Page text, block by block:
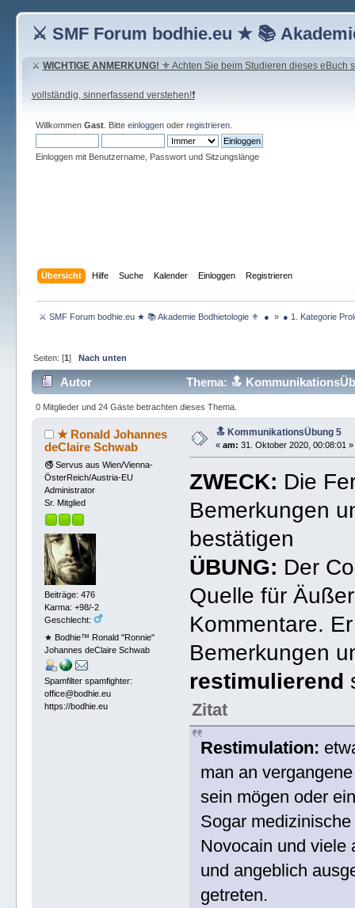
⚔ SMF Forum bodhie.eu ★ 📚
⚔ WICHTIGE ANMERKUNG! ⚜ Achten Sie beim Studieren dieses eBuch
vollständig, sinnerfassend verstehen!❗
Willkommen Gast. Bitte einloggenoder registrieren.
Einloggen mit Benutzername, Passwort und Sitzungslänge
Übersicht Hilfe Suche Kalender Einloggen Registrieren
⚔ SMF Forum bodhie.eu ★ 📚 Akademie Bodhietologie ⚜  ● » ● 1. Kategorie
Seiten: [1] Nach unten
Autor Thema: 🔝
0 Mitglieder und 24 Gäste betrachten dieses Thema.
★ Ronald Johannes
deClaire Schwab
🚭 Servus aus Wien/Vienna-
ÖsterReich/Austria-EU
Administrator
Sr. Mitglied
Beiträge: 476
Karma: +98/-2
Geschlecht:
★ Bodhie™ Ronald "Ronnie"
Johannes deClaire Schwab
Spamfilter spamfighter:
office@bodhie.eu
https://bodhie.eu
🔝 KommunikationsÜbung 5
« am: 31. Oktober 2020, 00:08:01 »
ZWECK: Die
Bemerkungen
bestätigen
ÜBUNG: Der
Quelle für
Kommentare.
Bemerkungen
restimulierend
Zitat
Restimulation:
man an
sein mögen oder
Sogar
Novocain und viele
und angeblich
getreten.